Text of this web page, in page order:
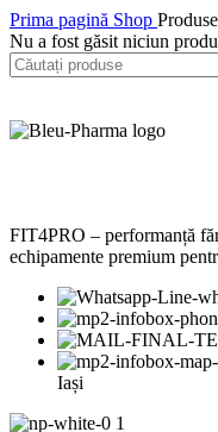
Prima pagină Shop
Nu a fost găsit niciun
FIT4PRO – performanță
echipamente premium
Iași